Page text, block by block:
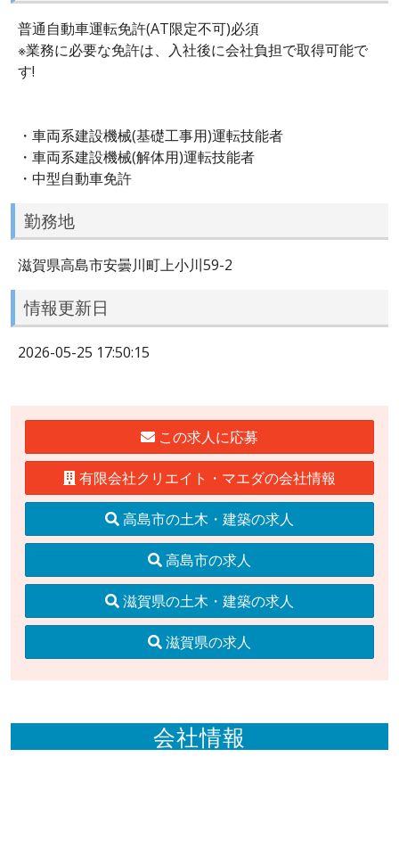
普通自動車運転免許(AT限定不可)必須
※業務に必要な免許は、入社後に会社負担で取得可能で
す!
・車両系建設機械(基礎工事用)運転技能者
・車両系建設機械(解体用)運転技能者
・中型自動車免許
勤務地
滋賀県高島市安曇川町上小川59-2
情報更新日
2026-05-25 17:50:15
この求人に応募
有限会社クリエイト・マエダの会社情報
高島市の土木・建築の求人
高島市の求人
滋賀県の土木・建築の求人
滋賀県の求人
会社情報